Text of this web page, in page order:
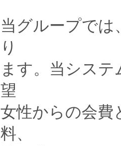
当グループでは
り
ます。当シス
望
女性からの会費
料、